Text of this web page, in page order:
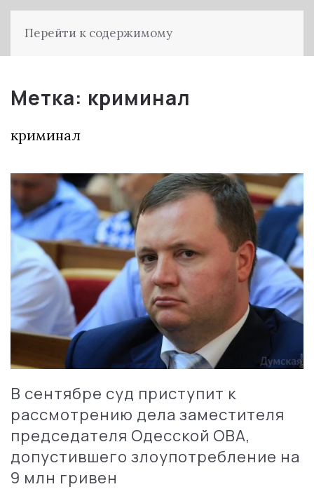
Перейти к содержимому
Метка: криминал
криминал
В сентябре суд приступит к
рассмотрению дела заместителя
председателя Одесской ОВА,
допустившего злоупотребление на
9 млн гривен